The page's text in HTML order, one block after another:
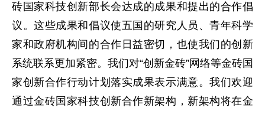
砖国家科技创新部长会达成的成果和提出的合作倡
议。这些成果和倡议使五国的研究人员、青年科学
家和政府机构间的合作日益密切，也使我们的创新
系统联系更加紧密。我们对“创新金砖”网络等金砖国
家创新合作行动计划落实成果表示满意。我们欢迎
通过金砖国家科技创新合作新架构，新架构将在金